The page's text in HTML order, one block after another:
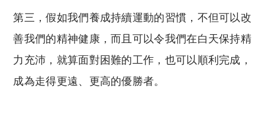
第三，假如我們養成持續運動的習慣，不但可以改
善我們的精神健康，而且可以令我們在白天保持精
力充沛，就算面對困難的工作，也可以順利完成，
成為走得更遠、更高的優勝者。